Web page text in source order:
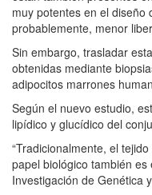
muy potentes en el
probablemente, menor
Sin embargo, trasladar
obtenidas mediante
adipocitos marrones
Según el nuevo estudio,
lipídico y glucídico del
“Tradicionalmente, el
papel biológico también
Investigación de Genética